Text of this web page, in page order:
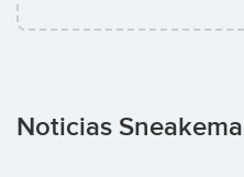
Noticias